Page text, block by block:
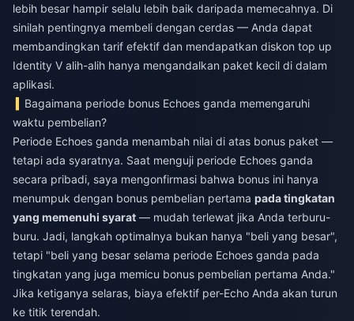
lebih besar hampir selalu lebih baik daripada memecahnya. Di
sinilah pentingnya membeli dengan cerdas — Anda dapat
membandingkan tarif efektif dan mendapatkan diskon top up
Identity V alih-alih hanya mengandalkan paket kecil di dalam
aplikasi.
Bagaimana periode bonus Echoes ganda memengaruhi
waktu pembelian?
Periode Echoes ganda menambah nilai di atas bonus paket —
tetapi ada syaratnya. Saat menguji periode Echoes ganda
secara pribadi, saya mengonfirmasi bahwa bonus ini hanya
menumpuk dengan bonus pembelian pertama pada tingkatan
yang memenuhi syarat — mudah terlewat jika Anda terburu-
buru. Jadi, langkah optimalnya bukan hanya "beli yang besar",
tetapi "beli yang besar selama periode Echoes ganda pada
tingkatan yang juga memicu bonus pembelian pertama Anda."
Jika ketiganya selaras, biaya efektif per-Echo Anda akan turun
ke titik terendah.